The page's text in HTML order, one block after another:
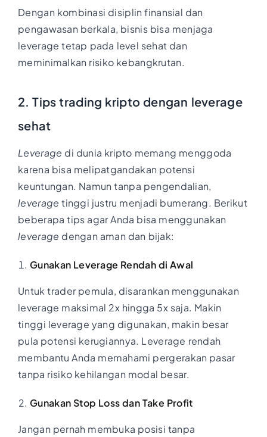
Dengan kombinasi disiplin finansial dan
pengawasan berkala, bisnis bisa menjaga
leverage tetap pada level sehat dan
meminimalkan risiko kebangkrutan.
2. Tips trading kripto dengan leverage
sehat
Leverage di dunia kripto memang menggoda
karena bisa melipatgandakan potensi
keuntungan. Namun tanpa pengendalian,
leverage tinggi justru menjadi bumerang. Berikut
beberapa tips agar Anda bisa menggunakan
leverage dengan aman dan bijak:
Gunakan Leverage Rendah di Awal
Untuk trader pemula, disarankan menggunakan
leverage maksimal 2x hingga 5x saja. Makin
tinggi leverage yang digunakan, makin besar
pula potensi kerugiannya. Leverage rendah
membantu Anda memahami pergerakan pasar
tanpa risiko kehilangan modal besar.
Gunakan Stop Loss dan Take Profit
Jangan pernah membuka posisi tanpa